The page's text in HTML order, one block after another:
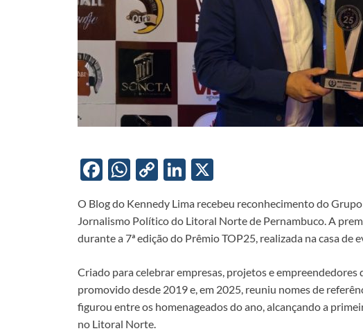
F
e
b
o
k
W
at
s
p
p
C
p
y
n
k
Li
k
e
n
O Blog do Kennedy Lima recebeu reconhecimento do
Jornalismo Político do Litoral Norte de Pernambuco. A
durante a 7ª edição do Prêmio TOP25, realizada na casa de
Criado para celebrar empresas, projetos e empreendedores
promovido desde 2019 e, em 2025, reuniu nomes de
figurou entre os homenageados do ano, alcançando a
no Litoral Norte.